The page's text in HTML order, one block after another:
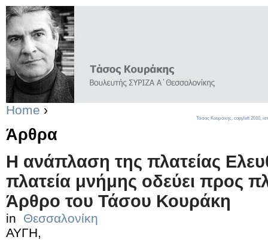
Home ›
Άρθρα
Η ανάπλαση της πλατείας
πλατεία μνήμης οδεύει προς
Άρθρο του Τάσου Κουράκη
in
Θεσσαλονίκη
ΑΥΓΗ,
Τάσος Κουράκης, copyleft 2010,